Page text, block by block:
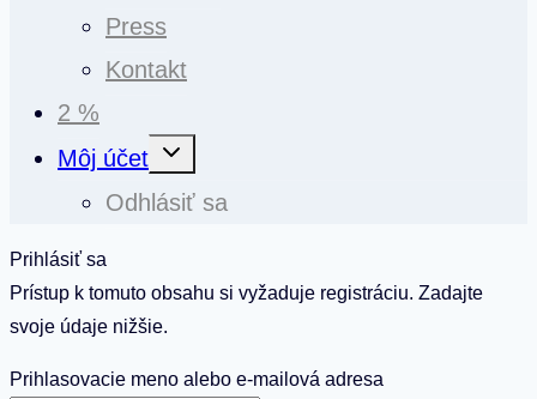
Press
Kontakt
2 %
Môj účet
Toggle
child
Odhlásiť sa
Prihlásiť sa
Prístup k tomuto obsahu si vyžaduje registráciu. Zadajte
svoje údaje nižšie.
Prihlasovacie meno alebo e-mailová adresa